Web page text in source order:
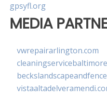
gpsyfl.org
MEDIA
vwrepairarlington.com